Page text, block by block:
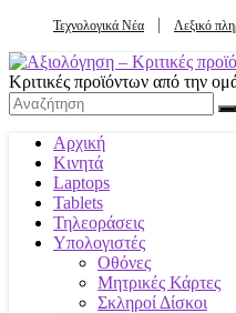
Τεχνολογικά Νέα Λεξικό
Κριτικές προϊόντων από την
Αρχική
Κινητά
Laptops
Tablets
Τηλεοράσεις
Υπολογιστές
Οθόνες
Μητρικές Κάρτες
Σκληροί Δίσκοι